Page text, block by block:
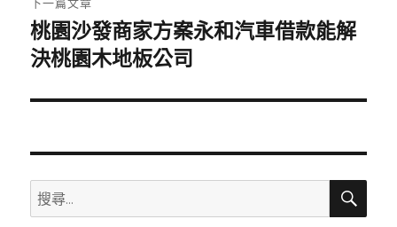
下
一
文
桃園沙發商家方案永和汽車借款能解
決桃園木地板公司
搜
尋
搜